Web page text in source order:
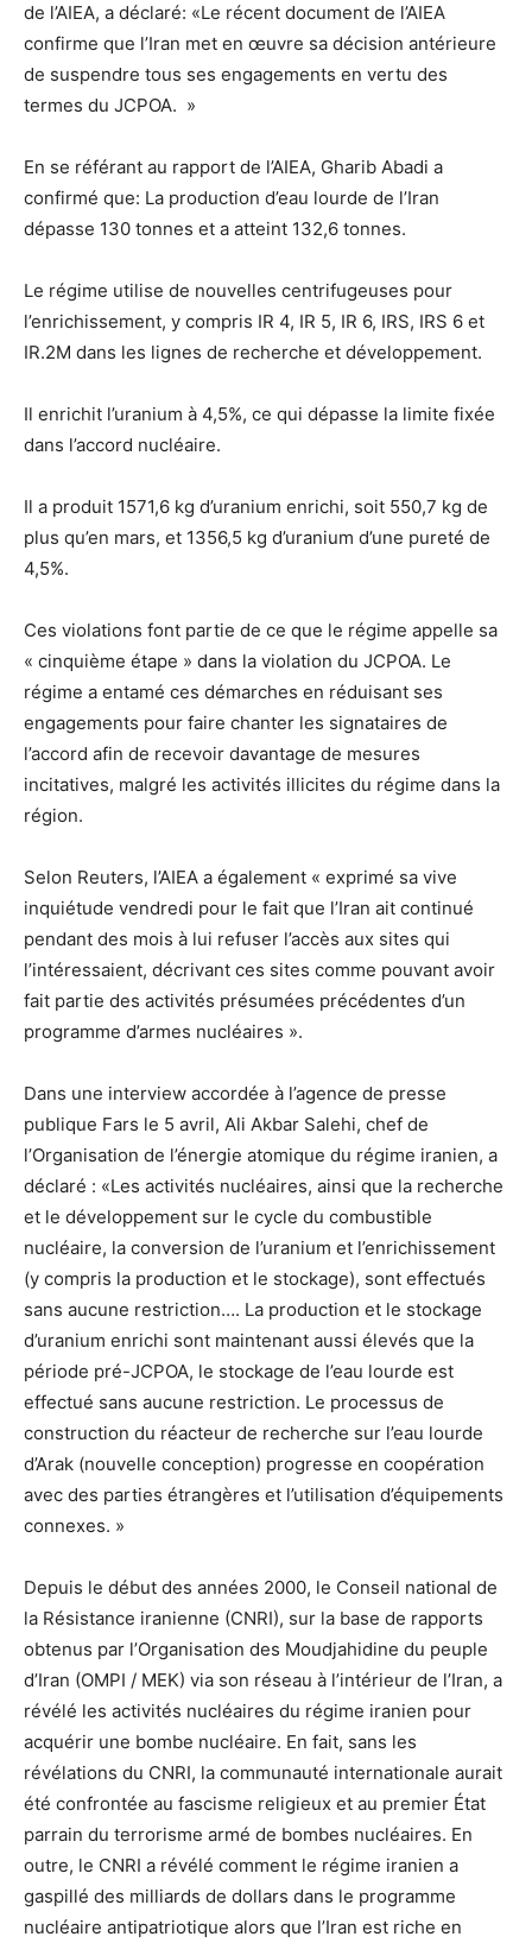
de l’AIEA, a déclaré: «Le récent document de l’AIEA
confirme que l’Iran met en œuvre sa décision antérieure
de suspendre tous ses engagements en vertu des
termes du JCPOA. »
En se référant au rapport de l’AIEA, Gharib Abadi a
confirmé que: La production d’eau lourde de l’Iran
dépasse 130 tonnes et a atteint 132,6 tonnes.
Le régime utilise de nouvelles centrifugeuses pour
l’enrichissement, y compris IR 4, IR 5, IR 6, IRS, IRS 6 et
IR.2M dans les lignes de recherche et développement.
Il enrichit l’uranium à 4,5%, ce qui dépasse la limite fixée
dans l’accord nucléaire.
Il a produit 1571,6 kg d’uranium enrichi, soit 550,7 kg de
plus qu’en mars, et 1356,5 kg d’uranium d’une pureté de
4,5%.
Ces violations font partie de ce que le régime appelle sa
« cinquième étape » dans la violation du JCPOA. Le
régime a entamé ces démarches en réduisant ses
engagements pour faire chanter les signataires de
l’accord afin de recevoir davantage de mesures
incitatives, malgré les activités illicites du régime dans la
région.
Selon Reuters, l’AIEA a également « exprimé sa vive
inquiétude vendredi pour le fait que l’Iran ait continué
pendant des mois à lui refuser l’accès aux sites qui
l’intéressaient, décrivant ces sites comme pouvant avoir
fait partie des activités présumées précédentes d’un
programme d’armes nucléaires ».
Dans une interview accordée à l’agence de presse
publique Fars le 5 avril, Ali Akbar Salehi, chef de
l’Organisation de l’énergie atomique du régime iranien, a
déclaré : «Les activités nucléaires, ainsi que la recherche
et le développement sur le cycle du combustible
nucléaire, la conversion de l’uranium et l’enrichissement
(y compris la production et le stockage), sont effectués
sans aucune restriction…. La production et le stockage
d’uranium enrichi sont maintenant aussi élevés que la
période pré-JCPOA, le stockage de l’eau lourde est
effectué sans aucune restriction. Le processus de
construction du réacteur de recherche sur l’eau lourde
d’Arak (nouvelle conception) progresse en coopération
avec des parties étrangères et l’utilisation d’équipements
connexes. »
Depuis le début des années 2000, le Conseil national de
la Résistance iranienne (CNRI), sur la base de rapports
obtenus par l’Organisation des Moudjahidine du peuple
d’Iran (OMPI / MEK) via son réseau à l’intérieur de l’Iran, a
révélé les activités nucléaires du régime iranien pour
acquérir une bombe nucléaire. En fait, sans les
révélations du CNRI, la communauté internationale aurait
été confrontée au fascisme religieux et au premier État
parrain du terrorisme armé de bombes nucléaires. En
outre, le CNRI a révélé comment le régime iranien a
gaspillé des milliards de dollars dans le programme
nucléaire antipatriotique alors que l’Iran est riche en